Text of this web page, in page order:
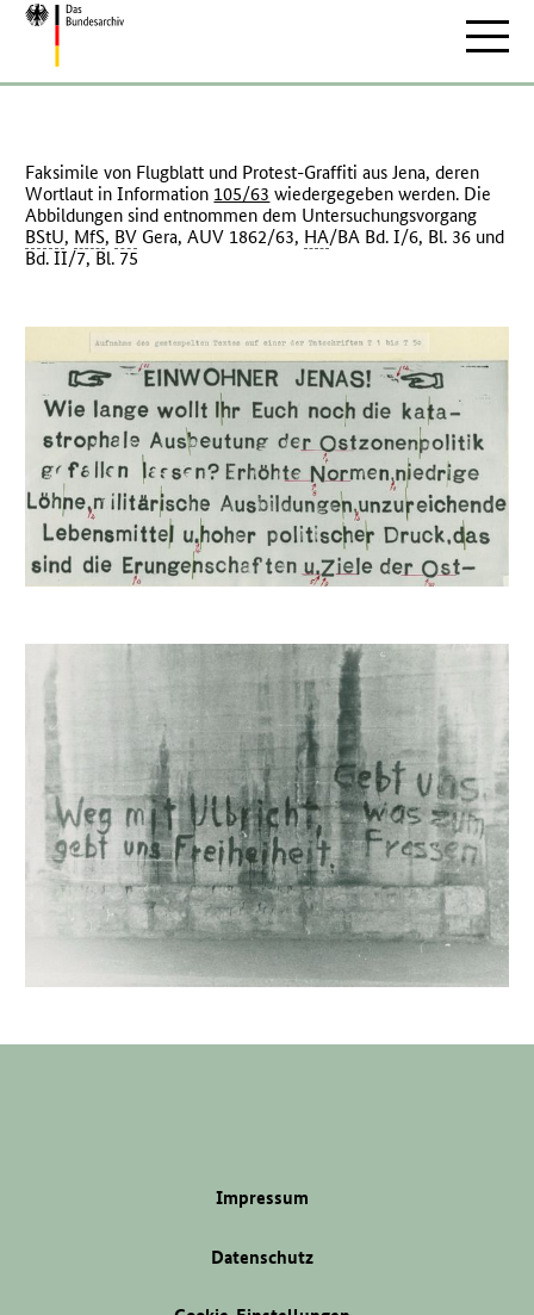
Zur
Faksimile von Flugblatt und Protest-Graffiti aus Jena, deren
Wortlaut in Information 105/63 wiedergegeben werden. Die
Abbildungen sind entnommen dem Untersuchungsvorgang
BStU, MfS, BV Gera, AUV 1862/63, HA/BA Bd. I/6, Bl. 36 und
Bd. II/7, Bl. 75
Impressum
Datenschutz